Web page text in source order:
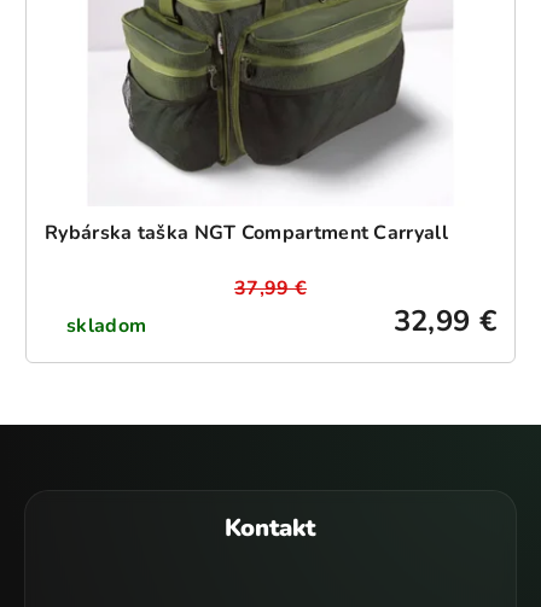
Rybárska taška NGT Compartment Carryall
skladom 32,99 €
37,99 €
Kontakt